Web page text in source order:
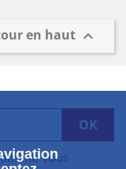
en haut 
Vous